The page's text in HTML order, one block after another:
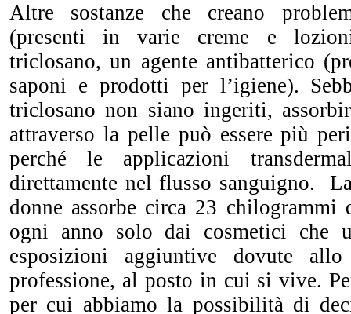
Altre sostanze che creano
(presenti in varie creme e
triclosano, un agente antibatterico
saponi e prodotti per l’igiene).
triclosano non siano ingeriti,
attraverso la pelle può essere più
perché le applicazioni
direttamente nel flusso sanguigno.
donne assorbe circa 23 chilogrammi
ogni anno solo dai cosmetici che
esposizioni aggiuntive dovute
professione, al posto in cui si vive.
per cui abbiamo la possibilità di